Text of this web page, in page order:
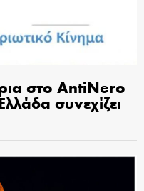
στο AntiNero
συνεχίζει